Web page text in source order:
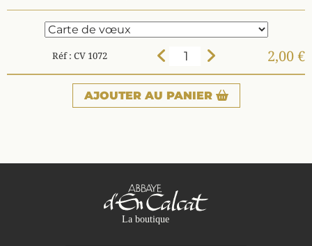
Réf : CV 1072 2,00 €
AJOUTER AU PANIER